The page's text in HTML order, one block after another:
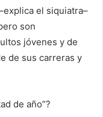
el siquiatra–
son
jóvenes y de
de sus carreras y
de año”?